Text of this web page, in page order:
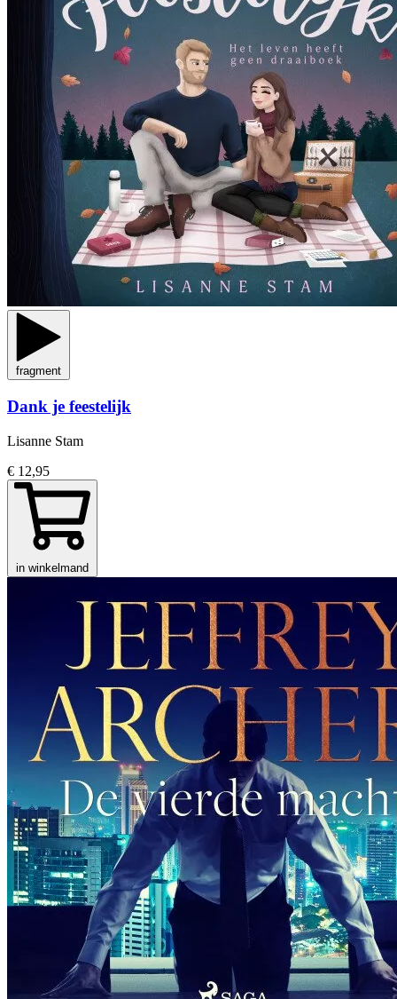
fragment
Dank je feestelijk
Lisanne Stam
€ 12,95
in winkelmand